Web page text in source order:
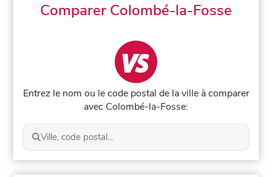
Comparer Colombé-la-Fosse
Entrez le nom ou le code postal de la ville à comparer
avec Colombé-la-Fosse:
Ville, code postal...